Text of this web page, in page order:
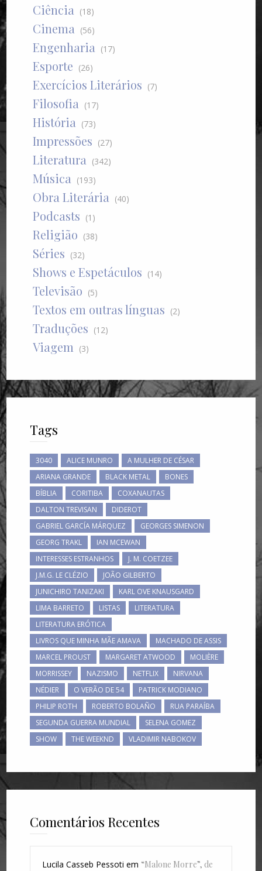
Ciência (18)
Cinema (56)
Engenharia (17)
Esporte (26)
Exercícios Literários (7)
Filosofia (17)
História (73)
Impressões (27)
Literatura (342)
Música (193)
Obra Literária (40)
Podcasts (1)
Religião (38)
Séries (32)
Shows e Espetáculos (14)
Televisão (5)
Textos em outras línguas (2)
Traduções (12)
Viagem (3)
Tags
3040 ALICE MUNRO
A MULHER DE CÉSAR
ARIANA GRANDE
BLACK METAL
BONES
BÍBLIA
CORITIBA
COXANAUTAS
DALTON TREVISAN
DIDEROT
GABRIEL GARCÍA MÁRQUEZ
GEORGES SIMENON
GEORG TRAKL
IAN MCEWAN
INTERESSES ESTRANHOS
J. M. COETZEE
J.M.G. LE CLÉZIO
JOÃO GILBERTO
JUNICHIRO TANIZAKI
KARL OVE KNAUSGARD
LIMA BARRETO
LISTAS
LITERATURA
LITERATURA ERÓTICA
LIVROS QUE MINHA MÃE AMAVA
MACHADO DE ASSIS
MARCEL PROUST
MARGARET ATWOOD
MOLIÈRE
MORRISSEY
NAZISMO NETFLIX
NIRVANA
NÉDIER
O VERÃO DE 54
PATRICK MODIANO
PHILIP ROTH
ROBERTO BOLAÑO
RUA PARAÍBA
SEGUNDA GUERRA MUNDIAL
SELENA GOMEZ
SHOW
THE WEEKND VLADIMIR NABOKOV
Comentários Recentes
Lucila Casseb Pessoti em “Malone Morre”, de